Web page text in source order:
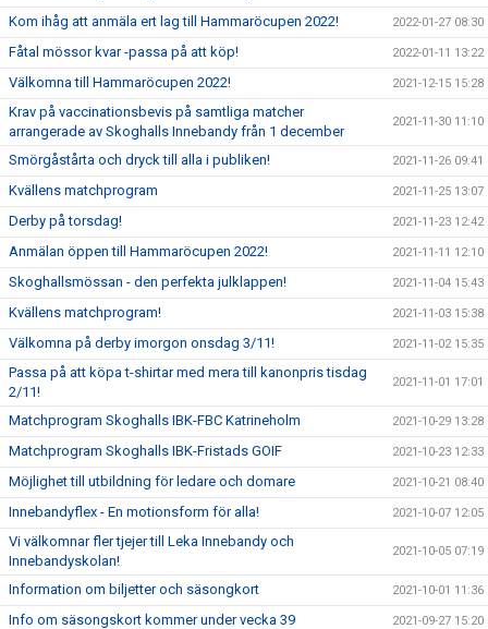
Kom ihåg att anmäla ert lag till Hammaröcupen 2022! 2022-01-27 08:30
Fåtal mössor kvar -passa på att köp! 2022-01-11 13:22
Välkomna till Hammaröcupen 2022! 2021-12-15 15:28
Krav på vaccinationsbevis på samtliga matcher
arrangerade av Skoghalls Innebandy från 1 december
2021-11-30 11:10
Smörgåstårta och dryck till alla i publiken! 2021-11-26 09:41
Kvällens matchprogram 2021-11-25 13:07
Derby på torsdag! 2021-11-23 12:42
Anmälan öppen till Hammaröcupen 2022! 2021-11-11 12:10
Skoghallsmössan - den perfekta julklappen! 2021-11-04 15:43
Kvällens matchprogram! 2021-11-03 15:38
Välkomna på derby imorgon onsdag 3/11! 2021-11-02 15:35
Passa på att köpa t-shirtar med mera till kanonpris tisdag
2/11!
2021-11-01 17:01
Matchprogram Skoghalls IBK-FBC Katrineholm 2021-10-29 13:28
Matchprogram Skoghalls IBK-Fristads GOIF 2021-10-23 12:33
Möjlighet till utbildning för ledare och domare 2021-10-21 08:40
Innebandyflex - En motionsform för alla! 2021-10-07 12:05
Vi välkomnar fler tjejer till Leka Innebandy och
Innebandyskolan!
2021-10-05 07:19
Information om biljetter och säsongkort 2021-10-01 11:36
Info om säsongskort kommer under vecka 39 2021-09-27 15:20